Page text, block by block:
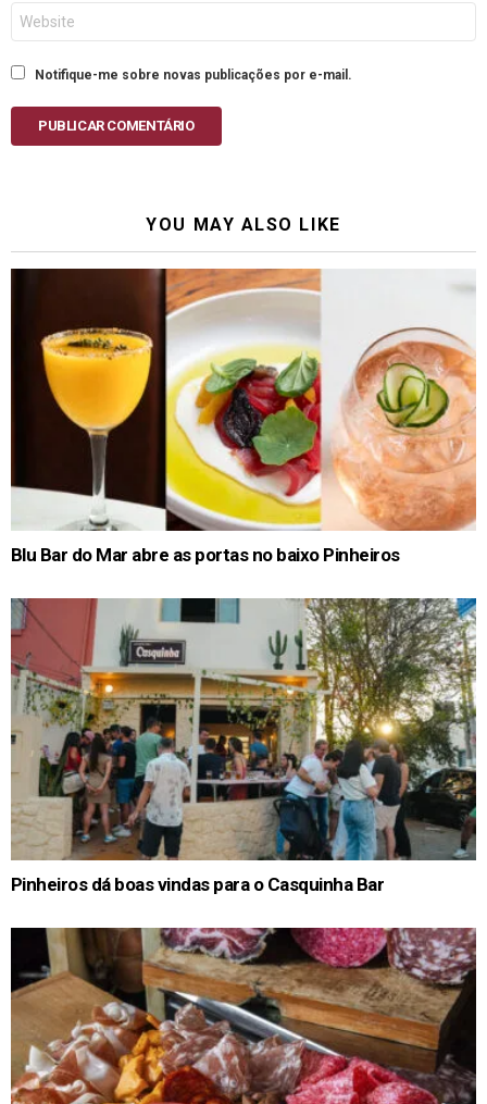
Notifique-me sobre novas publicações por e-mail.
PUBLICAR COMENTÁRIO
YOU MAY ALSO LIKE
Blu Bar do Mar abre as portas no baixo Pinheiros
Pinheiros dá boas vindas para o Casquinha Bar